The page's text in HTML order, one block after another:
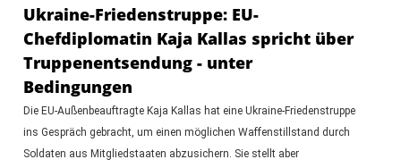
Ukraine-Friedenstruppe: EU-
Chefdiplomatin Kaja Kallas spricht über
Truppenentsendung - unter
Bedingungen
Die EU-Außenbeauftragte Kaja Kallas hat eine Ukraine-Friedenstruppe
ins Gespräch gebracht, um einen möglichen Waffenstillstand durch
Soldaten aus Mitgliedstaaten abzusichern. Sie stellt aber